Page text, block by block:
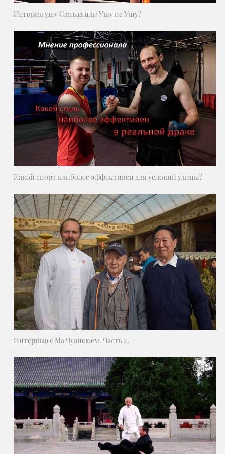
История ушу Саньда или Ушу не Ушу?
Какой спорт наиболее эффективен для условий улицы?
Интервью с Ма Чуансюем. Часть 2.